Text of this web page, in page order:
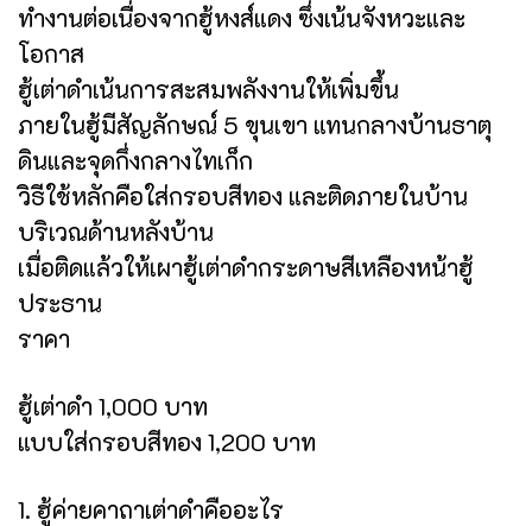
ทำงานต่อเนื่องจากฮู้หงส์แดง ซึ่งเน้นจังหวะและ
โอกาส
ฮู้เต่าดำเน้นการสะสมพลังงานให้เพิ่มขึ้น
ภายในฮู้มีสัญลักษณ์ 5 ขุนเขา แทนกลางบ้านธาตุ
ดินและจุดกึ่งกลางไทเก็ก
วิธีใช้หลักคือใส่กรอบสีทอง และติดภายในบ้าน
บริเวณด้านหลังบ้าน
เมื่อติดแล้วให้เผาฮู้เต่าดำกระดาษสีเหลืองหน้าฮู้
ประธาน
ราคา
ฮู้เต่าดำ 1,000 บาท
แบบใส่กรอบสีทอง 1,200 บาท
1. ฮู้ค่ายคาถาเต่าดำคืออะไร